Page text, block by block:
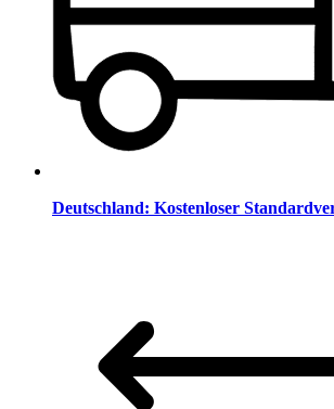
Deutschland: Kostenloser